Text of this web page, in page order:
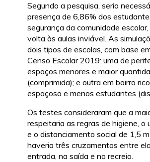
Segundo a pesquisa, seria
presença de 6,86% dos
segurança da comunidade
volta às aulas inviável. As
dois tipos de escolas, com base
Censo Escolar 2019: uma de
espaços menores e maior
(comprimida); e outra em bairro
espaçoso e menos estudantes
Os testes consideraram que a
respeitaria as regras de higiene, o
e o distanciamento social de 1,5
haveria três cruzamentos entre
entrada, na saída e no recreio.